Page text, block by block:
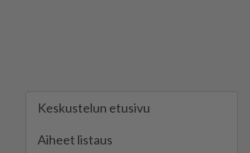
Keskustelun etusivu
Aiheet listaus